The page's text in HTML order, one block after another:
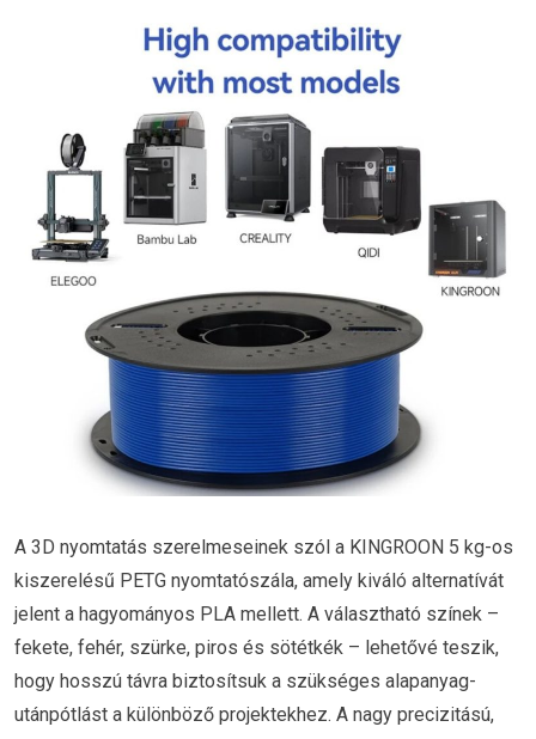
A 3D nyomtatás szerelmeseinek szól a KINGROON 5 kg-os
kiszerelésű PETG nyomtatószála, amely kiváló alternatívát
jelent a hagyományos PLA mellett. A választható színek –
fekete, fehér, szürke, piros és sötétkék – lehetővé teszik,
hogy hosszú távra biztosítsuk a szükséges alapanyag-
utánpótlást a különböző projektekhez. A nagy precizitású,